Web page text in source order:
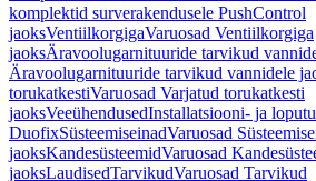
komplektid surverakendusele PushControl
jaoksVentiilkorgigaVaruosad Ventiilkorgiga
jaoksÄravoolugarnituuride tarvikud
Äravoolugarnituuride tarvikud vannidele
torukatkestiVaruosad Varjatud torukatkesti
jaoksVeeühendusedInstallatsiooni- ja
DuofixSüsteemiseinadVaruosad
jaoksKandesüsteemidVaruosad
jaoksLaudisedTarvikudVaruosad Tarvikud